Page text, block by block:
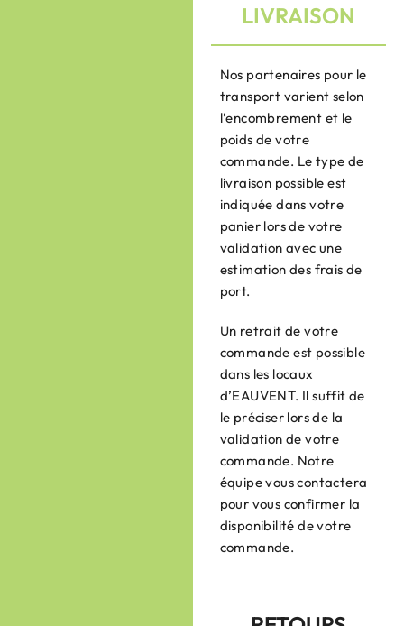
LIVRAISON
Nos partenaires pour le
transport varient selon
l’encombrement et le
poids de votre
commande. Le type de
livraison possible est
indiquée dans votre
panier lors de votre
validation avec une
estimation des frais de
port.
Un retrait de votre
commande est possible
dans les locaux
d’EAUVENT. Il suffit de
le préciser lors de la
validation de votre
commande. Notre
équipe vous contactera
pour vous confirmer la
disponibilité de votre
commande.